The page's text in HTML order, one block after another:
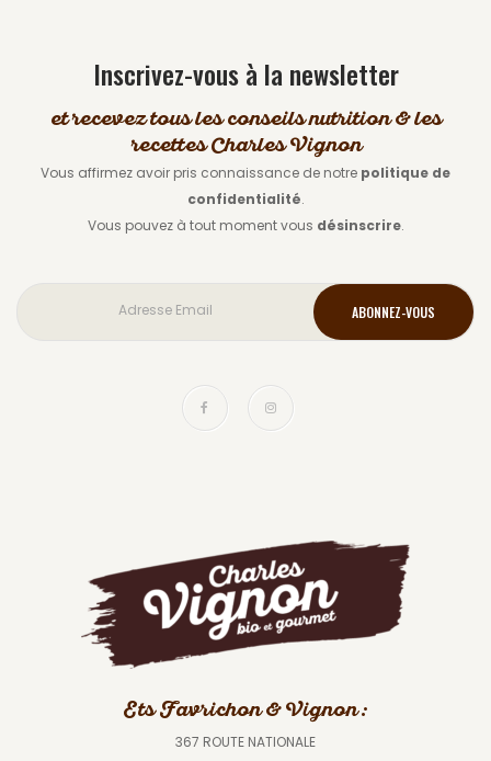
Inscrivez-vous à la newsletter
et recevez tous les conseils nutrition & les
recettes Charles Vignon
Vous affirmez avoir pris connaissance de notre politique de
confidentialité.
Vous pouvez à tout moment vous désinscrire.
Ets Favrichon & Vignon :
367 ROUTE NATIONALE